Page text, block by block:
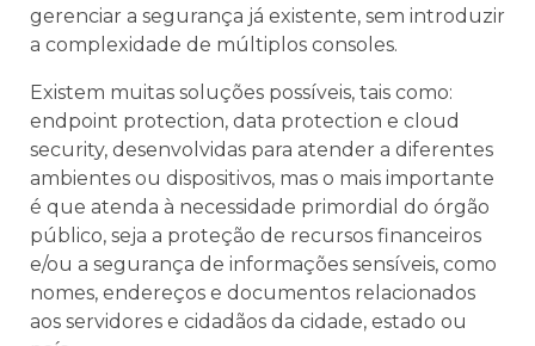
gerenciar a segurança já existente, sem introduzir
a complexidade de múltiplos consoles.
Existem muitas soluções possíveis, tais como:
endpoint protection, data protection e cloud
security, desenvolvidas para atender a diferentes
ambientes ou dispositivos, mas o mais importante
é que atenda à necessidade primordial do órgão
público, seja a proteção de recursos financeiros
e/ou a segurança de informações sensíveis, como
nomes, endereços e documentos relacionados
aos servidores e cidadãos da cidade, estado ou